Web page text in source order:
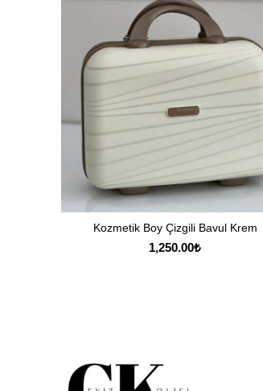
SEPETE EKLE
Kozmetik Boy Çizgili Bavul Krem
1,250.00₺